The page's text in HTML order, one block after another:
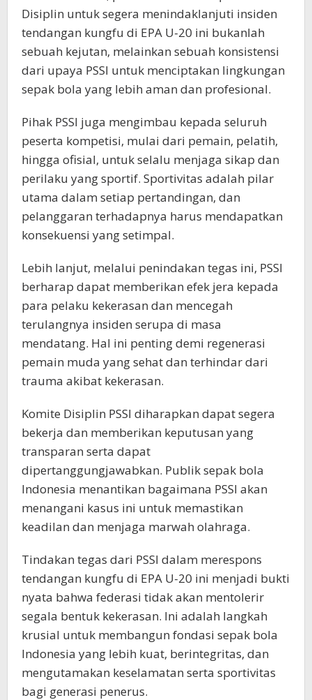
Disiplin untuk segera menindaklanjuti insiden
tendangan kungfu di EPA U-20 ini bukanlah
sebuah kejutan, melainkan sebuah konsistensi
dari upaya PSSI untuk menciptakan lingkungan
sepak bola yang lebih aman dan profesional.
Pihak PSSI juga mengimbau kepada seluruh
peserta kompetisi, mulai dari pemain, pelatih,
hingga ofisial, untuk selalu menjaga sikap dan
perilaku yang sportif. Sportivitas adalah pilar
utama dalam setiap pertandingan, dan
pelanggaran terhadapnya harus mendapatkan
konsekuensi yang setimpal.
Lebih lanjut, melalui penindakan tegas ini, PSSI
berharap dapat memberikan efek jera kepada
para pelaku kekerasan dan mencegah
terulangnya insiden serupa di masa
mendatang. Hal ini penting demi regenerasi
pemain muda yang sehat dan terhindar dari
trauma akibat kekerasan.
Komite Disiplin PSSI diharapkan dapat segera
bekerja dan memberikan keputusan yang
transparan serta dapat
dipertanggungjawabkan. Publik sepak bola
Indonesia menantikan bagaimana PSSI akan
menangani kasus ini untuk memastikan
keadilan dan menjaga marwah olahraga.
Tindakan tegas dari PSSI dalam merespons
tendangan kungfu di EPA U-20 ini menjadi bukti
nyata bahwa federasi tidak akan mentolerir
segala bentuk kekerasan. Ini adalah langkah
krusial untuk membangun fondasi sepak bola
Indonesia yang lebih kuat, berintegritas, dan
mengutamakan keselamatan serta sportivitas
bagi generasi penerus.